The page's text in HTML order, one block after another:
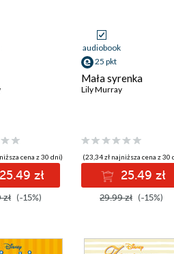
cena z 30 dni)
25.49 zł
zł (-15%)
audiobook
25 pkt
Mała syrenka
Lily Murray
(23,34 zł najniższa cena z 30
25.49 zł
29.99 zł (-15%)